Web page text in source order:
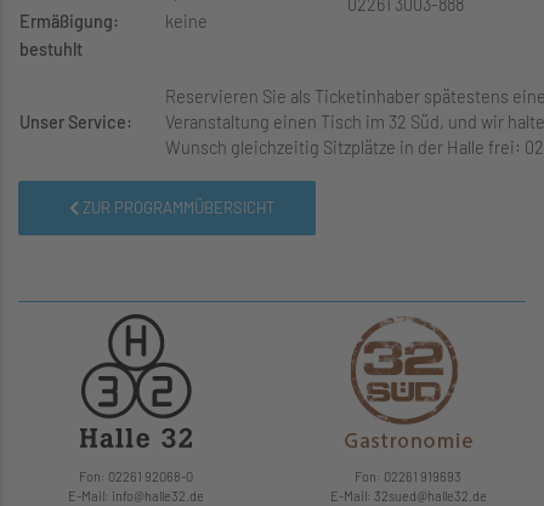
Ermäßigung:
keine
bestuhlt
Unser Service:
Reservieren Sie als Ticketinhaber spätestens
Veranstaltung einen Tisch im 32 Süd, und wir
Wunsch gleichzeitig Sitzplätze in der Halle frei:
ZUR PROGRAMMÜBERSICHT
Fon: 02261 92068-0
E-Mail: info@halle32.de
Fon: 02261 919693
E-Mail: 32sued@halle32.de